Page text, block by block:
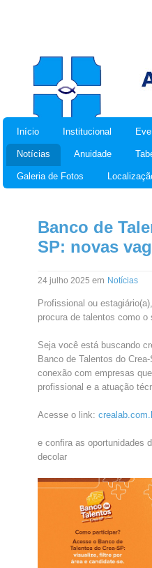
Início Institucional
Notícias Anuidade
Galeria de Fotos
Banco de
SP: novas
24 julho 2025 em Notícias
Profissional ou
procura de talentos como o
Seja você está buscando
Banco de Talentos do
conexão com empresas
profissional e a atuação
Acesse o link:
e confira as oportunidades
decolar